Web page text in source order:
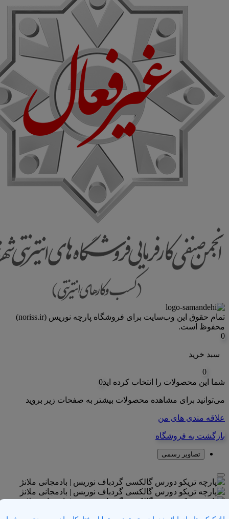
تمام حقوق اين وب‌سايت برای فروشگاه پارچه نوریس (noriss.ir)
محفوظ است.
0
سبد خرید
0
شما این محصولات را انتخاب کرده اید0
می‌توانید برای مشاهده محصولات بیشتر به صفحات زیر بروید
علاقه مندی های من
بازگشت به فروشگاه
تصاویر رسمی